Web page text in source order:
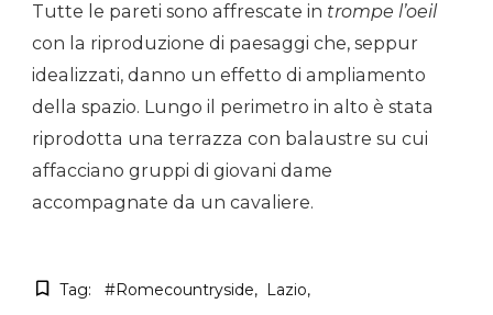
Tutte le pareti sono affrescate in trompe l’oeil
con la riproduzione di paesaggi che, seppur
idealizzati, danno un effetto di ampliamento
della spazio. Lungo il perimetro in alto è stata
riprodotta una terrazza con balaustre su cui
affacciano gruppi di giovani dame
accompagnate da un cavaliere.
Tag: #romecountryside Lazio